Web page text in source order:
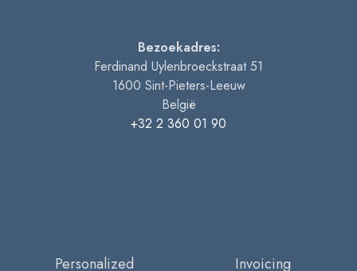
Bezoekadres:
Ferdinand Uylenbroeckstraat 51
1600 Sint-Pieters-Leeuw
België
+32 2 360 01 90
Personalized
Invoicing